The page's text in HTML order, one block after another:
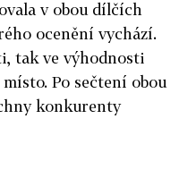
v obou dílčích
ocenění vychází.
tak ve výhodnosti
Po sečtení obou
konkurenty